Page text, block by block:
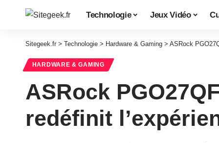
Technologie Jeux Vidéo
Sitegeek.fr > Technologie > Hardware & Gaming > ASRock
HARDWARE & GAMING
ASRock
redéfinit